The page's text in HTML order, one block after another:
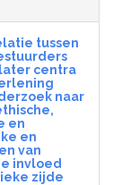
tussen
centra
naar
en
en
van
invloed
zijde